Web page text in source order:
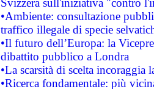
Svizzera sull'iniziativa "contro
•Ambiente: consultazione
traffico illegale di specie
•Il futuro dell’Europa: la
dibattito pubblico a Londra
•La scarsità di scelta
•Ricerca fondamentale: più